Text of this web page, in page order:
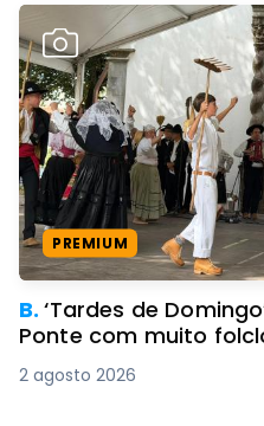
PREMIUM
B.‘Tardes de
Ponte com muito
2 agosto 2026